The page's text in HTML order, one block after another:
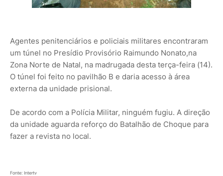
Agentes penitenciários e policiais militares encontraram
um túnel no Presídio Provisório Raimundo Nonato,na
Zona Norte de Natal, na madrugada desta terça-feira (14).
O túnel foi feito no pavilhão B e daria acesso à área
externa da unidade prisional.
De acordo com a Polícia Militar, ninguém fugiu. A direção
da unidade aguarda reforço do Batalhão de Choque para
fazer a revista no local.
Fonte: Intertv